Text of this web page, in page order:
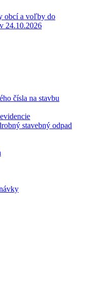
obcí a voľby do
24.10.2026
čísla na stavbu
stavebný odpad